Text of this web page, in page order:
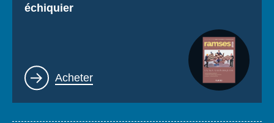
échiquier
Lien
Acheter